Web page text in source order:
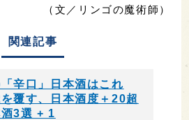
（文／リンゴの魔術師）
関連記事
辛口」日本酒はこれ
覆す、日本酒度＋20超
3選 + 1